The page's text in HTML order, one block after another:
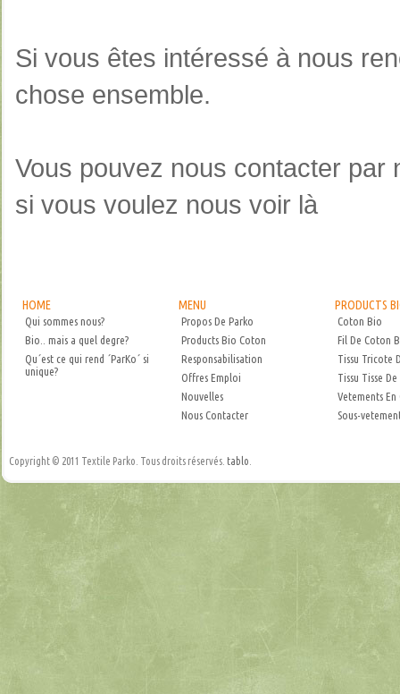
Si vous êtes intéressé à nous
chose ensemble.
Vous pouvez nous contacter par
si vous voulez nous voir là
HOME
Qui sommes nous?
Bio.. mais a quel degre?
Qu´est ce qui rend ´ParKo´ si
unique?
MENU
Propos De Parko
Products Bio Coton
Responsabilisation
Offres Emploi
Nouvelles
Nous Contacter
PRODUCTS
Coton Bio
Fil De Coton
Tissu Tricote
Tissu Tisse
Vetements
Sous-
Copyright © 2011 Textile Parko. Tous droits réservés. tablo